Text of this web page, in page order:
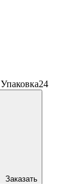
Упаковка24
Заказать